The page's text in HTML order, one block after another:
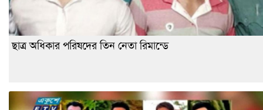
ছাত্র অধিকার পরিষদের তিন নেতা রিমান্ডে